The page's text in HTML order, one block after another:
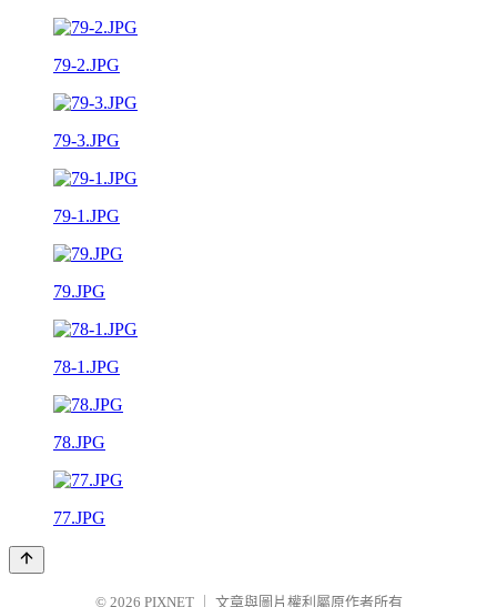
79-2.JPG
79-3.JPG
79-1.JPG
79.JPG
78-1.JPG
78.JPG
77.JPG
© 2026 PIXNET 文章與圖片權利屬原作者所有